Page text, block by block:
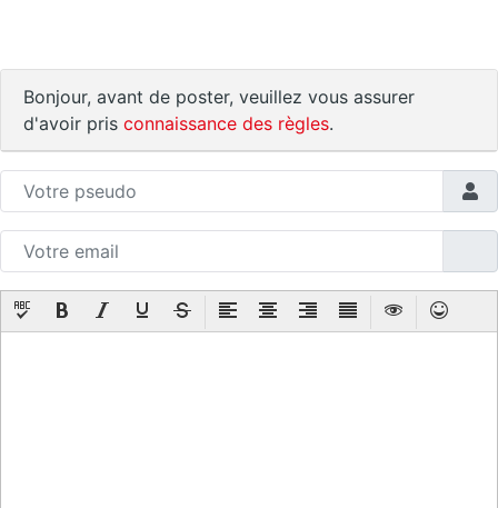
Bonjour, avant de poster, veuillez vous assurer
d'avoir pris connaissance des règles.